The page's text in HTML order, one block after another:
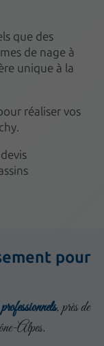
que des
de nage à
unique à la
réaliser vos
pour
, près de
Alpes.